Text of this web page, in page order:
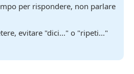
per rispondere, non parlare
evitare "dici..." o "ripeti..."